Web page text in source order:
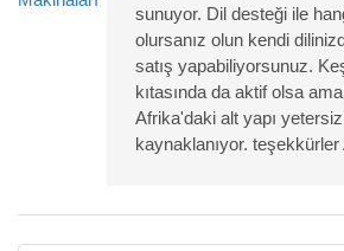
sunuyor. Dil desteği ile
olursanız olun kendi
satış yapabiliyorsunuz.
kıtasında da aktif olsa
Afrika'daki alt yapı
kaynaklanıyor.